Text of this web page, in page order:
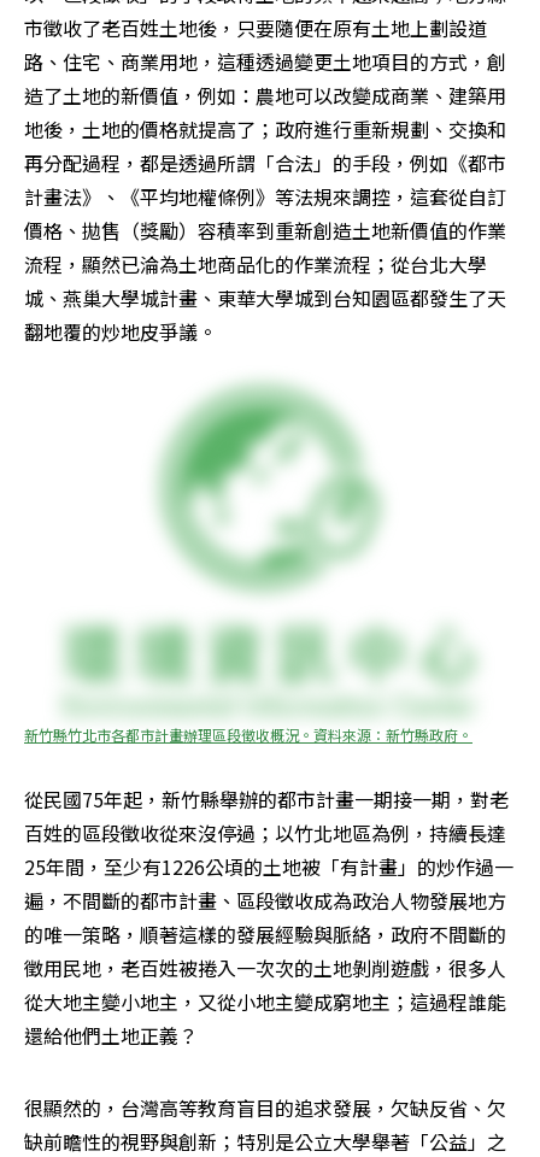
市徵收了老百姓土地後，只要隨便在原有土地上劃設道
路、住宅、商業用地，這種透過變更土地項目的方式，創
造了土地的新價值，例如：農地可以改變成商業、建築用
地後，土地的價格就提高了；政府進行重新規劃、交換和
再分配過程，都是透過所謂「合法」的手段，例如《都市
計畫法》、《平均地權條例》等法規來調控，這套從自訂
價格、拋售（獎勵）容積率到重新創造土地新價值的作業
流程，顯然已淪為土地商品化的作業流程；從台北大學
城、燕巢大學城計畫、東華大學城到台知園區都發生了天
翻地覆的炒地皮爭議。
新竹縣竹北市各都市計畫辦理區段徵收概況。資料來源：新竹縣政府。
從民國75年起，新竹縣舉辦的都市計畫一期接一期，對老
百姓的區段徵收從來沒停過；以竹北地區為例，持續長達
25年間，至少有1226公頃的土地被「有計畫」的炒作過一
遍，不間斷的都市計畫、區段徵收成為政治人物發展地方
的唯一策略，順著這樣的發展經驗與脈絡，政府不間斷的
徵用民地，老百姓被捲入一次次的土地剝削遊戲，很多人
從大地主變小地主，又從小地主變成窮地主；這過程誰能
還給他們土地正義？
很顯然的，台灣高等教育盲目的追求發展，欠缺反省、欠
缺前瞻性的視野與創新；特別是公立大學舉著「公益」之